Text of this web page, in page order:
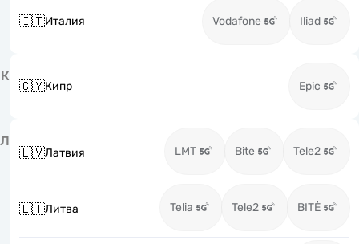
🇮🇹Италия Vodafone Iliad
К
🇨🇾Кипр Epic
Л
🇱🇻Латвия LMT Bite Tele2
🇱🇹Литва Telia Tele2 BITĖ